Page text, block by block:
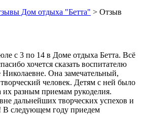
Дом отдыха "Бетта" > Отзыв
с 3 по 14 в Доме отдыха Бетта. Всё
хочется сказать воспитателю
Николаевне. Она замечательный,
человек. Детям с ней было
их разным приемам рукоделия.
дальнейших творческих успехов и
В следующем году приедем